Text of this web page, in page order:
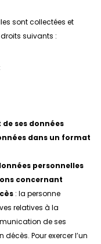
sont collectées et
suivants :
ses données
dans un format
personnelles
concernant
: la personne
relatives à la
de ses
Pour exercer l’un